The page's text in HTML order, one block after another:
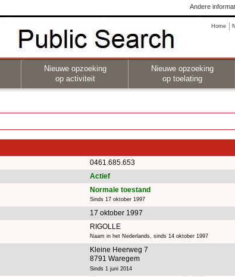
Andere
Home
Nieuwe opzoeking
op activiteit
Nieuwe opzoeking
op toelating
0461.685.653
Actief
Normale toestand
Sinds 17 oktober 1997
17 oktober 1997
RIGOLLE
Naam in het Nederlands, sinds 14 oktober 1997
Kleine Heerweg 7
8791 Waregem
Sinds 1 juni 2014